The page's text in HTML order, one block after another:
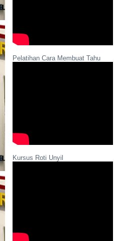
Pelatihan Cara Membuat Tahu
Kursus Roti Unyil